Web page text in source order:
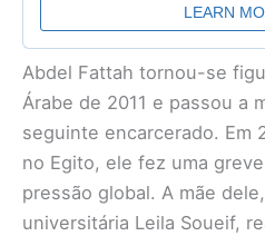
Abdel Fattah tornou-se
Árabe de 2011 e passou a
seguinte encarcerado. Em
no Egito, ele fez uma
pressão global. A mãe
universitária Leila Soueif,